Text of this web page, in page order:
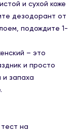
и сухой коже
дезодорант от
подождите 1-
– это
и просто
и запаха
на